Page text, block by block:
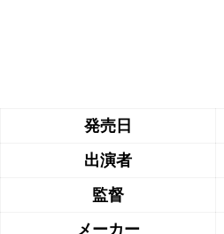
発売日
出演者
監督
メーカー